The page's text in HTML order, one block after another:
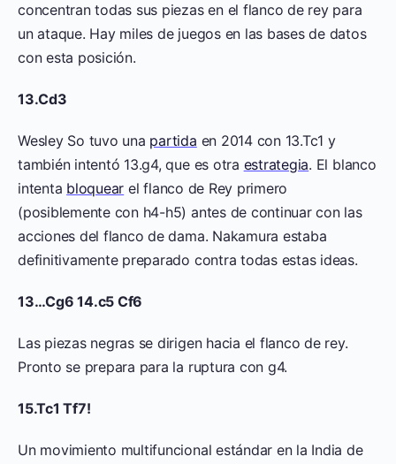
concentran todas sus piezas en el flanco de rey para
un ataque. Hay miles de juegos en las bases de datos
con esta posición.
13.Cd3
Wesley So tuvo una partida en 2014 con 13.Tc1 y
también intentó 13.g4, que es otra estrategia. El blanco
intenta bloquear el flanco de Rey primero
(posiblemente con h4-h5) antes de continuar con las
acciones del flanco de dama. Nakamura estaba
definitivamente preparado contra todas estas ideas.
13…Cg6 14.c5 Cf6
Las piezas negras se dirigen hacia el flanco de rey.
Pronto se prepara para la ruptura con g4.
15.Tc1 Tf7!
Un movimiento multifuncional estándar en la India de